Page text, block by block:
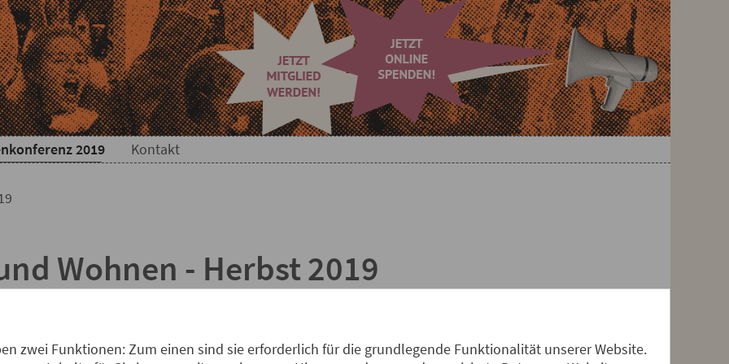
2019
2019 Kontakt
Wohnen - Herbst 2019
- herrscht ein zunehmender Wohnungsmangel. Diese Wohnungsnot ist keine
zwei Funktionen: Zum einen sind sie erforderlich für die grundlegende Funktionalität unserer Website.